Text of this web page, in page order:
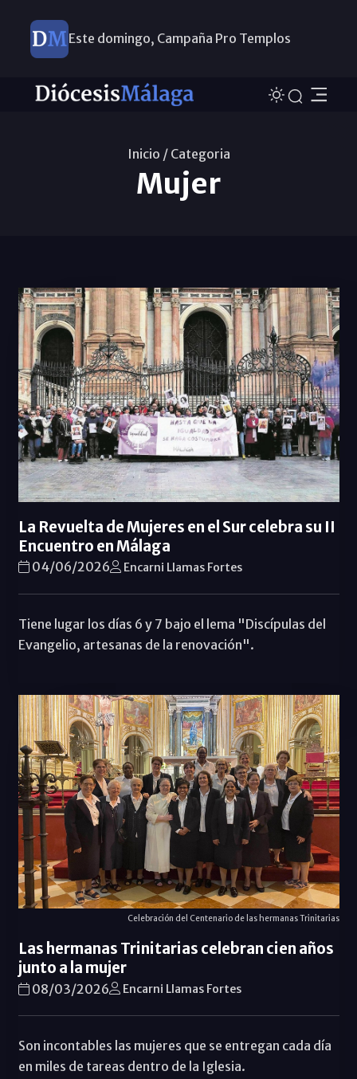
Este domingo, Campaña Pro Templos
Inicio / Categoria
Mujer
La Revuelta de Mujeres en el Sur celebra su II
Encuentro en Málaga
04/06/2026 Encarni Llamas Fortes
Tiene lugar los días 6 y 7 bajo el lema "Discípulas del
Evangelio, artesanas de la renovación".
Celebración del Centenario de las hermanas Trinitarias
Las hermanas Trinitarias celebran cien años
junto a la mujer
08/03/2026 Encarni Llamas Fortes
Son incontables las mujeres que se entregan cada día
en miles de tareas dentro de la Iglesia.